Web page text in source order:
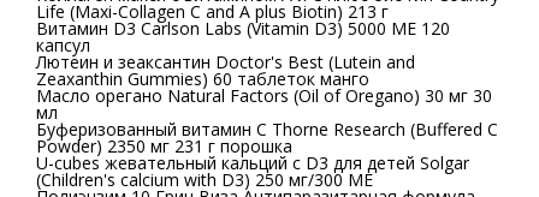
Life (Maxi-Collagen C and A plus Biotin) 213 г
Витамин D3 Carlson Labs (Vitamin D3) 5000 МЕ 120
капсул
Лютеин и зеаксантин Doctor's Best (Lutein and
Zeaxanthin Gummies) 60 таблеток манго
Масло орегано Natural Factors (Oil of Oregano) 30 мг 30
мл
Буферизованный витамин С Thorne Research (Buffered C
Powder) 2350 мг 231 г порошка
U-cubes жевательный кальций с D3 для детей Solgar
(Children's calcium with D3) 250 мг/300 МЕ